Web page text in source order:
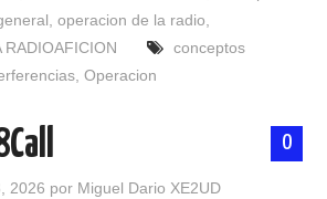
AFICIÓN
,operacion de la radio,
RADIOAFICION
conceptos
,Operacion
0
2026 por Miguel Dario XE2UD